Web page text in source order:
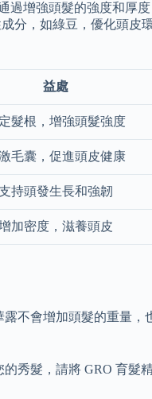
過增強頭髮的強度和厚
分，如綠豆，優化頭皮
益處
髮根，增強頭髮強度
毛囊，促進頭皮健康
持頭發生長和強韌
加密度，滋養頭皮
不會增加頭髮的重量，
的秀髮，請將 GRO 育髮